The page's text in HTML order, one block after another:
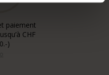
paiement
CHF
)